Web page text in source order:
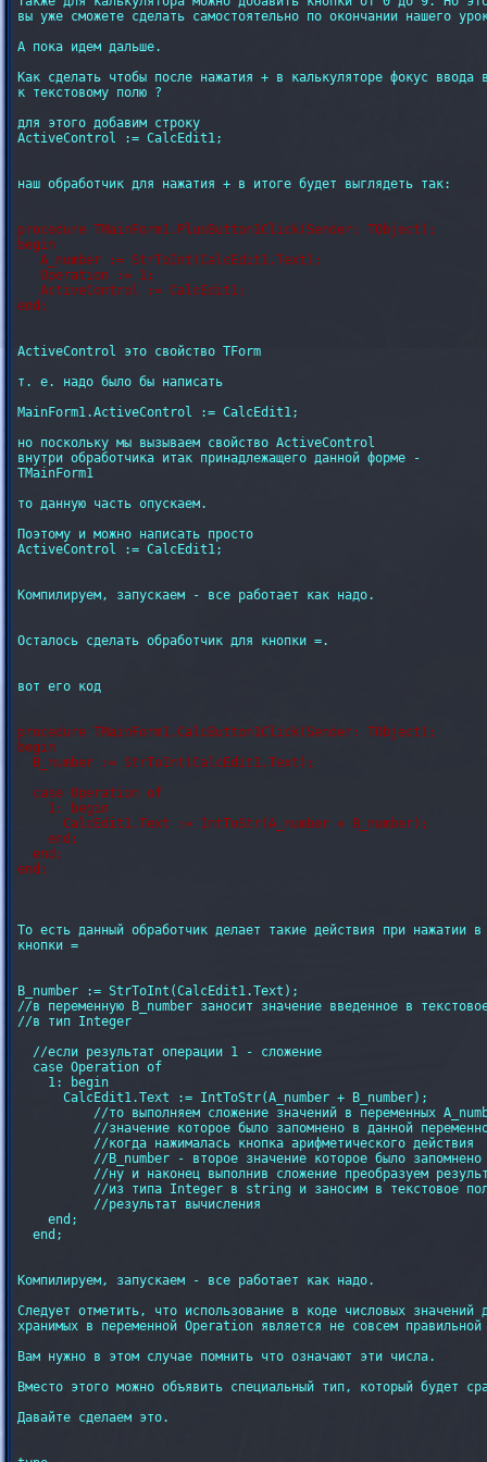
вы уже сможете сделать самостоятельно по окончании нашего
А пока идем дальше.
Как сделать чтобы после нажатия + в калькуляторе фокус ввода
к текстовому полю ?
для этого добавим строку
ActiveControl := CalcEdit1;
наш обработчик для нажатия + в итоге будет выглядеть так:
procedure TMainForm1.PlusButton1Click(Sender: TObject);
begin
   A_number := StrToInt(CalcEdit1.Text);
   Operation := 1;
   ActiveControl := CalcEdit1;
ActiveControl это свойство TForm
т. е. надо было бы написать
MainForm1.ActiveControl := CalcEdit1;
но поскольку мы вызываем свойство ActiveControl
внутри обработчика итак принадлежащего данной форме -
TMainForm1
то данную часть опускаем.
Поэтому и можно написать просто
ActiveControl := CalcEdit1;
Компилируем, запускаем - все работает как надо.
Осталось сделать обработчик для кнопки =.
вот его код
procedure TMainForm1.CalcButton1Click(Sender: TObject);
begin
  B_number := StrToInt(CalcEdit1.Text);
  case Operation of
    1: begin
      CalcEdit1.Text := IntToStr(A_number + B_number);
    end;
  end;
То есть данный обработчик делает такие действия при нажатии в
кнопки =
B_number := StrToInt(CalcEdit1.Text);
//в переменную B_number заносит значение введенное в
//в тип Integer
  //если результат операции 1 - сложение
  case Operation of
    1: begin
      CalcEdit1.Text := IntToStr(A_number + B_number);
    end;
  end;
Компилируем, запускаем - все работает как надо.
Следует отметить, что использование в коде числовых значений
хранимых в переменной Operation является не совсем правильной
Вам нужно в этом случае помнить что означают эти числа.
Вместо этого можно объявить специальный тип, который будет
Давайте сделаем это.